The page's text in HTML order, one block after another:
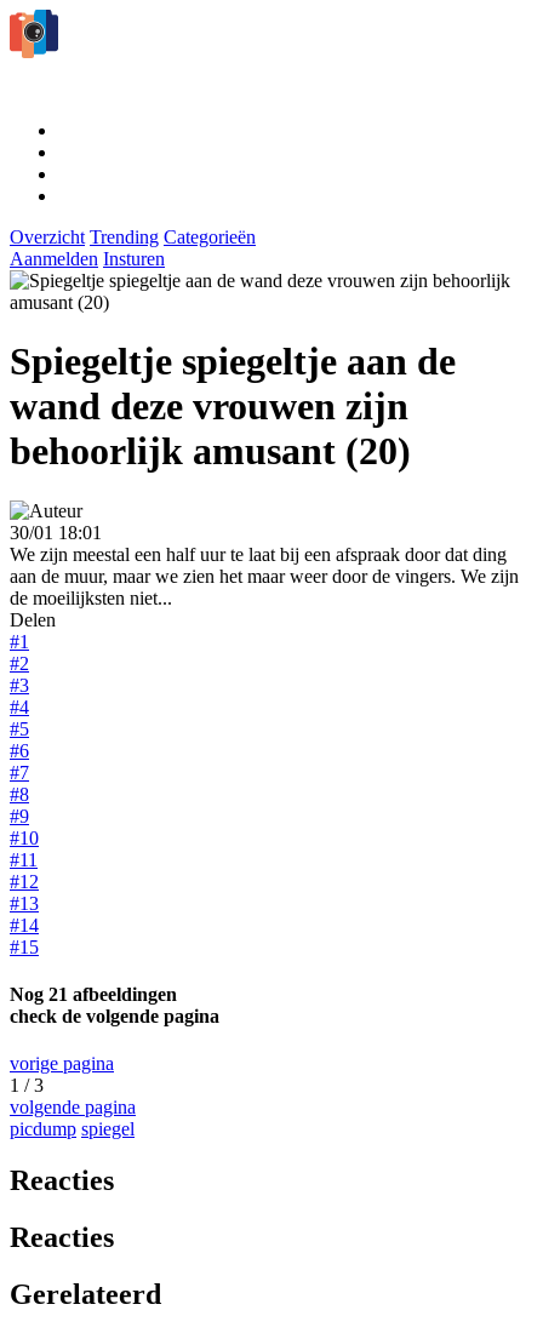
Overzicht Trending Categorieën
Aanmelden Insturen
Spiegeltje spiegeltje aan de
wand deze vrouwen zijn
behoorlijk amusant (20)
30/01 18:01
We zijn meestal een half uur te laat bij een afspraak door dat ding
aan de muur, maar we zien het maar weer door de vingers. We zijn
de moeilijksten niet...
Delen
#1
#2
#3
#4
#5
#6
#7
#8
#9
#10
#11
#12
#13
#14
#15
Nog 21 afbeeldingen
check de volgende pagina
vorige pagina
1 / 3
volgende pagina
picdump spiegel
Reacties
Reacties
Gerelateerd